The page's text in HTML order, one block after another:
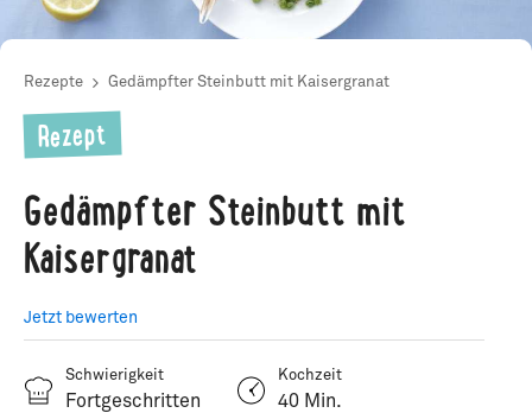
Rezepte Gedämpfter Steinbutt mit Kaisergranat
Rezept
Gedämpfter Steinbutt mit
Kaisergranat
Jetzt bewerten
Schwierigkeit
Fortgeschritten
Kochzeit
40 Min.